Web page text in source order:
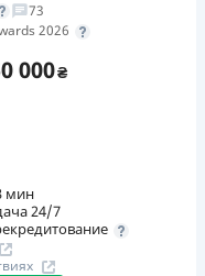
73
2026
000₴
мин
24/7